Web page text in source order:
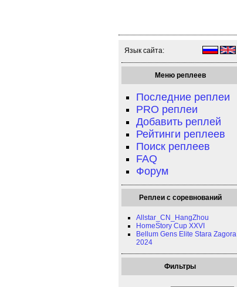
Язык сайта:
Меню реплеев
Последние реплеи
PRO реплеи
Добавить реплей
Рейтинги реплеев
Поиск реплеев
FAQ
Форум
Реплеи с соревнований
Allstar_CN_HangZhou
HomeStory Cup XXVI
Bellum Gens Elite Stara Zagora
2024
Фильтры